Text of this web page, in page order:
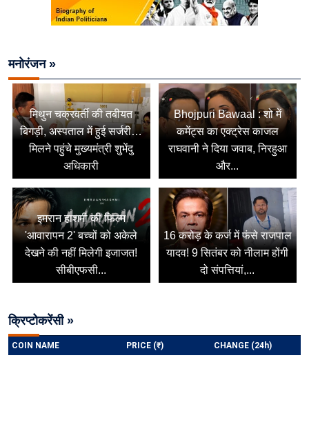
मनोरंजन »
मिथुन चक्रवर्ती की तबीयत
बिगड़ी, अस्पताल में हुई सर्जरी…
मिलने पहुंचे मुख्यमंत्री शुभेंदु
अधिकारी
Bhojpuri Bawaal : शो में
कमेंट्स का एक्ट्रेस काजल
राघवानी ने दिया जवाब, निरहुआ
और...
इमरान हाशमी की फिल्म
'आवारापन 2' बच्चों को अकेले
देखने की नहीं मिलेगी इजाजत!
सीबीएफसी...
16 करोड़ के कर्ज में फंसे राजपाल
यादव! 9 सितंबर को नीलाम होंगी
दो संपत्तियां,...
क्रिप्टोकरेंसी »